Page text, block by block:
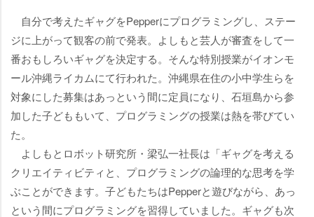
自分で考えたギャグをPepperにプログラミングし、ステー
ジに上がって観客の前で発表。よしもと芸人が審査をして一
番おもしろいギャグを決定する。そんな特別授業がイオンモ
ール沖縄ライカムにて行われた。沖縄県在住の小中学生らを
対象にした募集はあっという間に定員になり、石垣島から参
加した子どももいて、プログラミングの授業は熱を帯びてい
た。
よしもとロボット研究所・梁弘一社長は「ギャグを考える
クリエイティビティと、プログラミングの論理的な思考を学
ぶことができます。子どもたちはPepperと遊びながら、あっ
という間にプログラミングを習得していました。ギャグも次